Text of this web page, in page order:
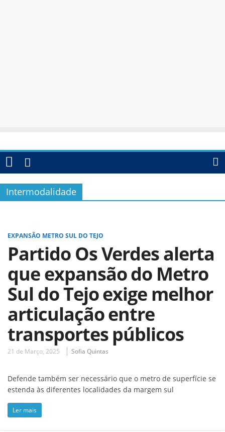
Intermodalidade
EXPANSÃO METRO SUL DO TEJO
Partido Os Verdes alerta
que expansão do Metro
Sul do Tejo exige melhor
articulação entre
transportes públicos
21 de Março, 2025 Sofia Quintas
Defende também ser necessário que o metro de superfície se
estenda às diferentes localidades da margem sul
Ler mais